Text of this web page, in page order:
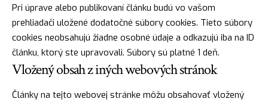
Pri úprave alebo publikovaní článku budú vo vašom
prehliadači uložené dodatočné súbory cookies. Tieto súbory
cookies neobsahujú žiadne osobné údaje a odkazujú iba na ID
článku, ktorý ste upravovali. Súbory sú platné 1 deň.
Vložený obsah z iných webových stránok
Články na tejto webovej stránke môžu obsahovať vložený